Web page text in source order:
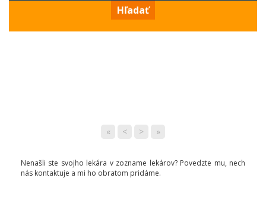
Hľadať
« < > »
Nenašli ste svojho lekára v zozname lekárov? Povedzte mu, nech
nás kontaktuje a mi ho obratom pridáme.